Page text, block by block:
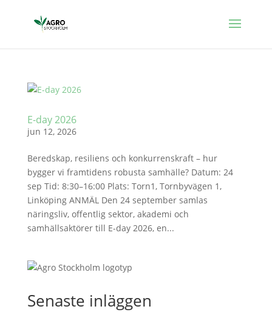
E-day 2026
jun 12, 2026
Beredskap, resiliens och konkurrenskraft – hur
bygger vi framtidens robusta samhälle? Datum: 24
sep Tid: 8:30–16:00 Plats: Torn1, Tornbyvägen 1,
Linköping ANMÄL Den 24 september samlas
näringsliv, offentlig sektor, akademi och
samhällsaktörer till E-day 2026, en...
Senaste inläggen